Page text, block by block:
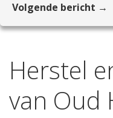
Volgende bericht →
Herstel
van Oud